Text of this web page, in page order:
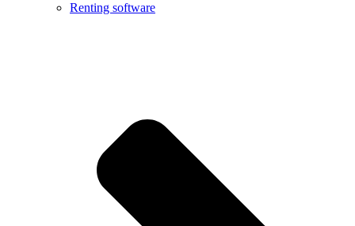
Renting software